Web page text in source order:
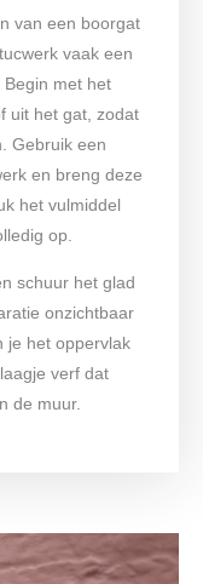
van een boorgat
vaak een
met het
uit het gat, zodat
Gebruik een
en breng deze
het vulmiddel
op.
schuur het glad
onzichtbaar
je het oppervlak
verf dat
de muur.